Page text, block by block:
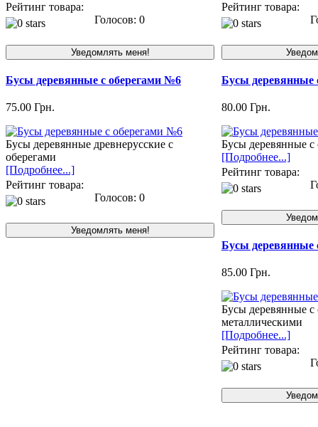
Рейтинг товара:
Голосов: 0
Рейтинг товара:
Бусы деревянные с оберегами №6
75.00 Грн.
Бусы деревянные древнерусские с
оберегами
[Подробнее...]
Рейтинг товара:
Голосов: 0
Бусы деревянные
80.00 Грн.
Бусы деревянные с
[Подробнее...]
Рейтинг товара:
Бусы деревянные
85.00 Грн.
Бусы деревянные с
металлическими
[Подробнее...]
Рейтинг товара: